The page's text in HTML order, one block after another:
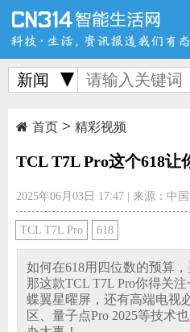
首页
导购
新闻
首页> 精彩视频
TCL T7L Pro这个618让
2025年06月03日 17:47| 来源：中国
TCL T7L Pro 618
如何在618用四位数的预算
那这款TCL T7L Pro你得关
蝶翼星曜屏，还有高端电视
区、量子点Pro 2025等技术